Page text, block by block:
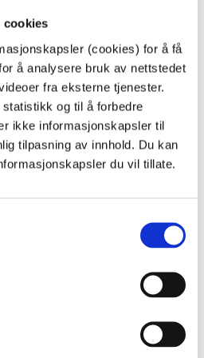
cookies
(cookies) for å få
å analysere bruk av nettstedet
fra eksterne tjenester.
og til å forbedre
ikke informasjonskapsler til
tilpasning av innhold. Du kan
du vil tillate.
i nære relasjoner eller
for å prate med noen om
du kontakte Kirkens SOS
etter vold, voldtekt og